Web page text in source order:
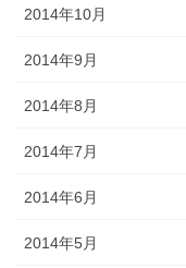
2014年10月
2014年9月
2014年8月
2014年7月
2014年6月
2014年5月